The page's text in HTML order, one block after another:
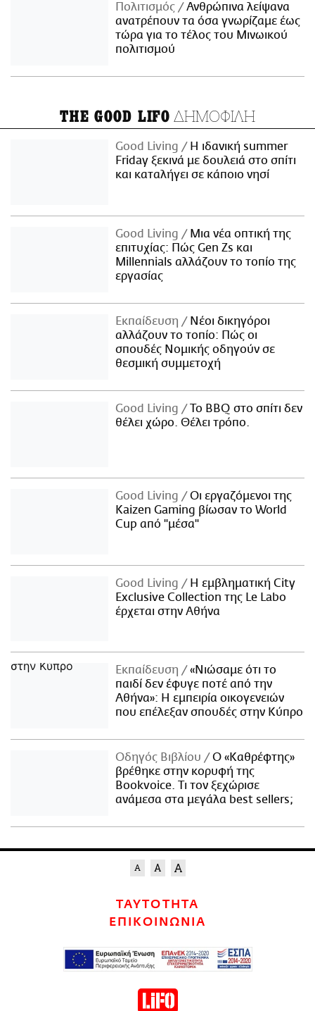
Πολιτισμός
Ανθρώπινα λείψανα
ανατρέπουν τα όσα γνωρίζαμε έως
τώρα για το τέλος του Μινωικού
πολιτισμού
THE GOOD LIFO ΔΗΜΟΦΙΛΗ
Good Living
Η ιδανική summer
Friday ξεκινά με δουλειά στο σπίτι
και καταλήγει σε κάποιο νησί
Good Living
Μια νέα οπτική της
επιτυχίας: Πώς Gen Zs και
Millennials αλλάζουν το τοπίο της
εργασίας
Εκπαίδευση
Νέοι δικηγόροι
αλλάζουν το τοπίο: Πώς οι
σπουδές Νομικής οδηγούν σε
θεσμική συμμετοχή
Good Living
Το BBQ στο σπίτι δεν
θέλει χώρο. Θέλει τρόπο.
Good Living
Οι εργαζόμενοι της
Kaizen Gaming βίωσαν το World
Cup από "μέσα"
Good Living
Η εμβληματική City
Exclusive Collection της Le Labo
έρχεται στην Αθήνα
Εκπαίδευση
«Νιώσαμε ότι το
παιδί δεν έφυγε ποτέ από την
Αθήνα»: Η εμπειρία οικογενειών
που επέλεξαν σπουδές στην Κύπρο
Οδηγός Βιβλίου
Ο «Καθρέφτης»
βρέθηκε στην κορυφή της
Bookvoice. Τι τον ξεχώρισε
ανάμεσα στα μεγάλα best sellers;
ΤΑΥΤΟΤΗΤΑ
ΕΠΙΚΟΙΝΩΝΙΑ